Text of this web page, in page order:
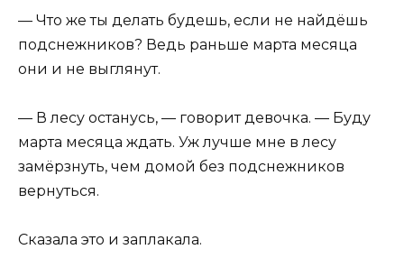
— Что же ты делать будешь, если не найдёшь
подснежников? Ведь раньше марта месяца
они и не выглянут.
— В лесу останусь, — говорит девочка. — Буду
марта месяца ждать. Уж лучше мне в лесу
замёрзнуть, чем домой без подснежников
вернуться.
Сказала это и заплакала.